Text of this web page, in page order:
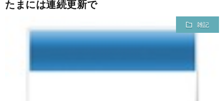
たまには連続更新で
雑記